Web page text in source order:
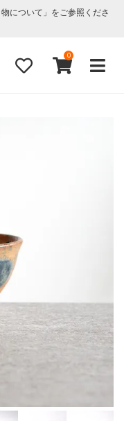
について」をご参照くださ
0